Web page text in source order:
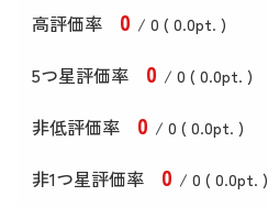
高評価率 0 / 0 ( 0.0pt. )
5つ星評価率 0 / 0 ( 0.0pt. )
非低評価率 0 / 0 ( 0.0pt. )
非1つ星評価率 0 / 0 ( 0.0pt. )